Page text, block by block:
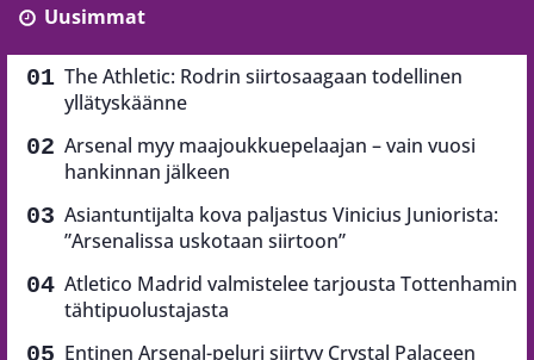
Uusimmat
The Athletic: Rodrin siirtosaagaan todellinen
yllätyskäänne
Arsenal myy maajoukkuepelaajan – vain vuosi
hankinnan jälkeen
Asiantuntijalta kova paljastus Vinicius Juniorista:
”Arsenalissa uskotaan siirtoon”
Atletico Madrid valmistelee tarjousta Tottenhamin
tähtipuolustajasta
Entinen Arsenal-peluri siirtyy Crystal Palaceen